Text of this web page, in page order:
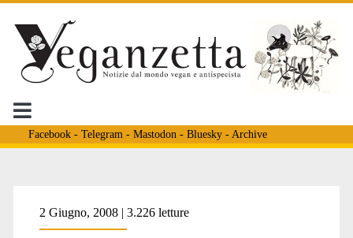
Facebook- Telegram - Mastodon - Bluesky- Archive
Tag:
2 Giugno, 2008 | 3.226 letture